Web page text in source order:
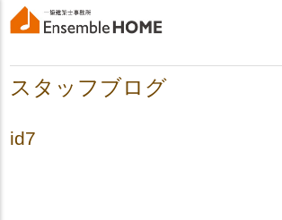
スタッフブログ
id7